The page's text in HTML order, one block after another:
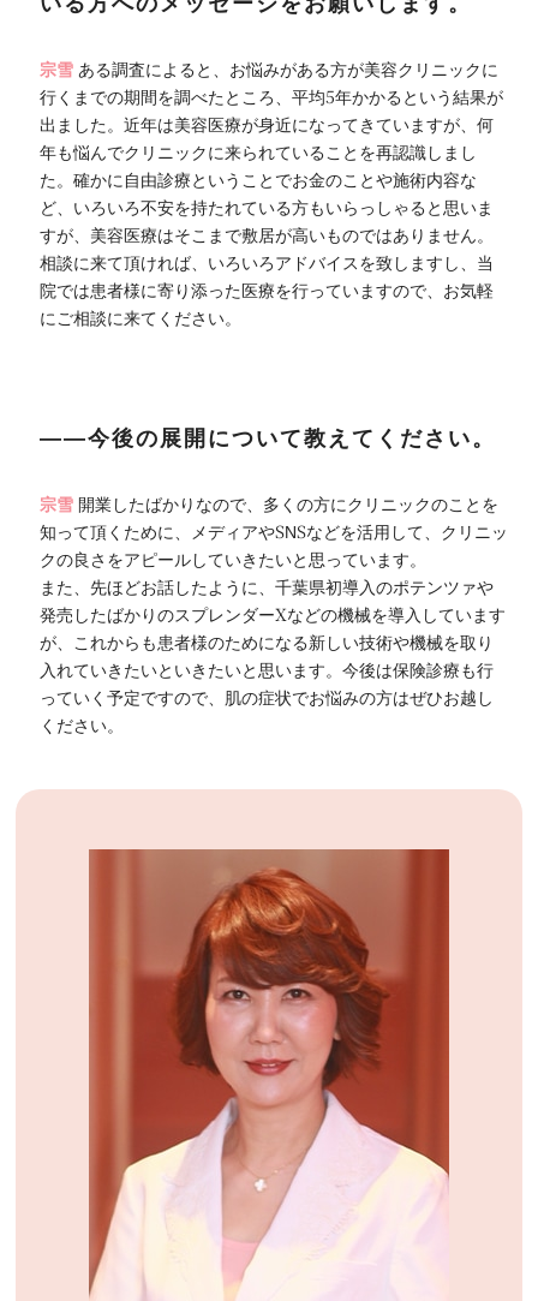
宗雪 ある調査によると、お悩みがある方が美容クリニックに
行くまでの期間を調べたところ、平均5年かかるという結果が
出ました。近年は美容医療が身近になってきていますが、何
年も悩んでクリニックに来られていることを再認識しまし
た。確かに自由診療ということでお金のことや施術内容な
ど、いろいろ不安を持たれている方もいらっしゃると思いま
すが、美容医療はそこまで敷居が高いものではありません。
相談に来て頂ければ、いろいろアドバイスを致しますし、当
院では患者様に寄り添った医療を行っていますので、お気軽
にご相談に来てください。
――今後の展開について教えてください。
宗雪 開業したばかりなので、多くの方にクリニックのことを
知って頂くために、メディアやSNSなどを活用して、クリニッ
クの良さをアピールしていきたいと思っています。
また、先ほどお話したように、千葉県初導入のポテンツァや
発売したばかりのスプレンダーXなどの機械を導入しています
が、これからも患者様のためになる新しい技術や機械を取り
入れていきたいといきたいと思います。今後は保険診療も行
っていく予定ですので、肌の症状でお悩みの方はぜひお越し
ください。